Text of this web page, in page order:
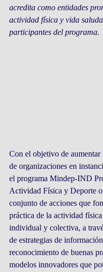
acredita como entidades
actividad física y vida
participantes del programa.
Con el objetivo de aumentar
de organizaciones en
el programa Mindep-IND
Actividad Física y Deporte
conjunto de acciones que
práctica de la actividad física
individual y colectiva, a
de estrategias de
reconocimiento de buenas
modelos innovadores que